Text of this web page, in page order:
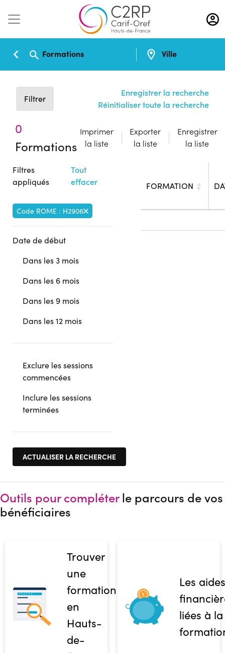
Aller
au
contenu
Formations Ville
Filtrer
Enregistrer la recherche
Réinitialiser toute la recherche
0
Formations
Imprimer
la liste
Exporter
la liste
Enregistrer
la liste
Filtres
appliqués
Tout
effacer
Code ROME : H2906
Date de début
Dans les 3 mois
Dans les 6 mois
Dans les 9 mois
Dans les 12 mois
Exclure les sessions
commencées
Inclure les sessions
terminées
FORMATION
Outils pour compléterle parcours de vos
bénéficiaires
Trouver
une
formation
en
Hauts-
de-
Les aides
liées à la